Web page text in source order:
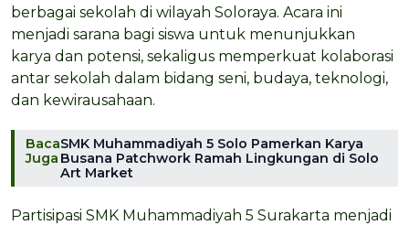
berbagai sekolah di wilayah Soloraya. Acara ini
menjadi sarana bagi siswa untuk menunjukkan
karya dan potensi, sekaligus memperkuat kolaborasi
antar sekolah dalam bidang seni, budaya, teknologi,
dan kewirausahaan.
Baca
Juga
SMK Muhammadiyah 5 Solo Pamerkan Karya
Busana Patchwork Ramah Lingkungan di Solo
Art Market
Partisipasi SMK Muhammadiyah 5 Surakarta menjadi